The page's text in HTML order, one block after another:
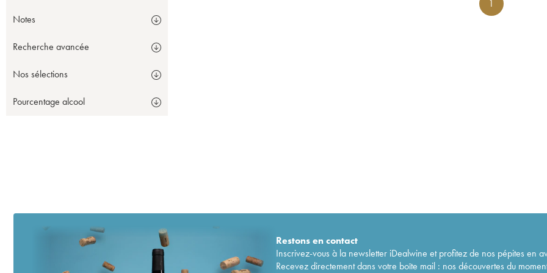
Notes
Recherche avancée
Nos sélections
Pourcentage alcool
1
Restons encontact
Inscrivez-vous à la newsletter iDealwine et profitez de nos pépites en
Recevez directement dans votre boîte mail : nos découvertes du